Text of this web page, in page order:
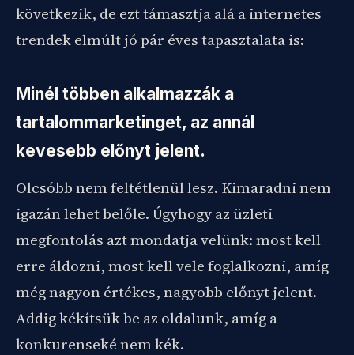
következik, de ezt támasztja alá a internetes
trendek elmúlt jó pár éves tapasztalata is:
Minél többen alkalmazzák a
tartalommarketinget, az annál
kevesebb előnyt jelent.
Olcsóbb nem feltétlenül lesz. Kimaradni nem
igazán lehet belőle. Úgyhogy az üzleti
megfontolás azt mondatja velünk: most kell
erre áldozni, most kell vele foglalkozni, amíg
még nagyon értékes, nagyobb előnyt jelent.
Addig kékítsük be az oldalunk, amíg a
konkurenseké nem kék.